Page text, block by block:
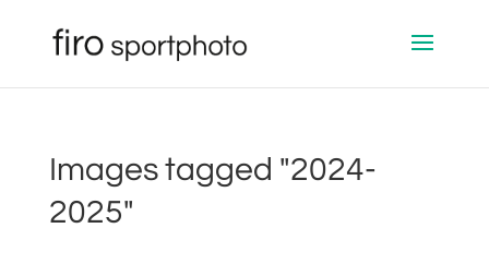
Images tagged "2024-
2025"